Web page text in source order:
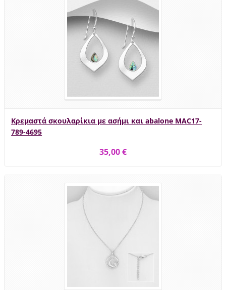
Κρεμαστά σκουλαρίκια με ασήμι και abalone MAC17-
789-4695
35,00 €